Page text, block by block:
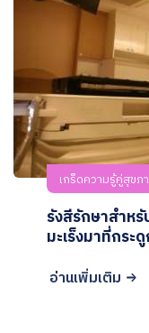
เกร็ดความรู้คู่สุขภ
รังสีรักษาสำหรั
มะเร็งมาที่กระ
อ่านเพิ่มเติม